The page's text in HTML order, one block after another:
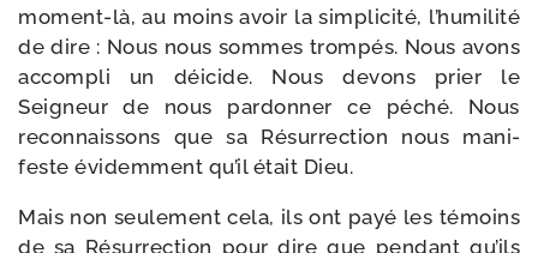
moment-​là, au moins avoir la sim­pli­ci­té, l’humilité
de dire : Nous nous sommes trom­pés. Nous avons
accom­pli un déi­cide. Nous devons prier le
Seigneur de nous par­don­ner ce péché. Nous
recon­nais­sons que sa Résurrection nous mani­
feste évi­dem­ment qu’il était Dieu.
Mais non seule­ment cela, ils ont payé les témoins
de sa Résurrection pour dire que pen­dant qu’ils